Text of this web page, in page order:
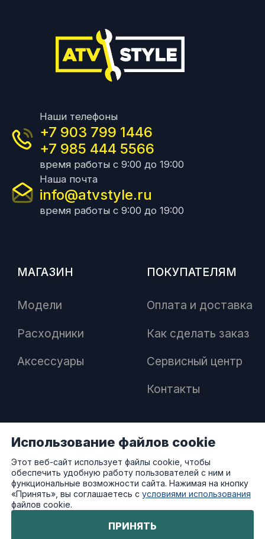
Наши телефоны
+7 903 799 1446
+7 985 444 5566
время работы с 9:00 до 19:00
Наша почта
info@atvstyle.ru
время работы с 9:00 до 19:00
МАГАЗИН
Модели
Расходники
Аксессуары
ПОКУПАТЕЛЯМ
Оплата и доставка
Как сделать заказ
Сервисный центр
Контакты
ПАРТНЕРАМ
Как стать дилером
Преимущества работы с нами
Использование файлов cookie
Этот веб-сайт использует файлы cookie, чтобы
обеспечить удобную работу пользователей с ним и
функциональные возможности сайта. Нажимая на кнопку
«Принять», вы соглашаетесь сусловиями использования
файлов cookie.
ПРИНЯТЬ